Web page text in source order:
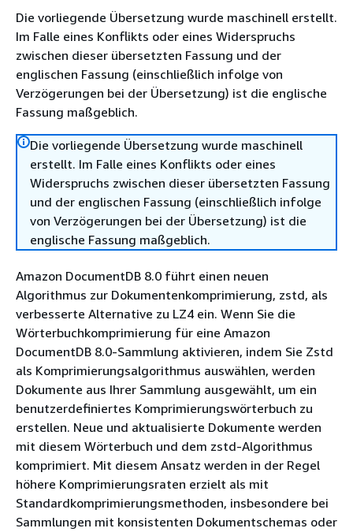
Die vorliegende Übersetzung wurde maschinell erstellt.
Im Falle eines Konflikts oder eines Widerspruchs
zwischen dieser übersetzten Fassung und der
englischen Fassung (einschließlich infolge von
Verzögerungen bei der Übersetzung) ist die englische
Fassung maßgeblich.
Die vorliegende Übersetzung wurde maschinell
erstellt. Im Falle eines Konflikts oder eines
Widerspruchs zwischen dieser übersetzten Fassung
und der englischen Fassung (einschließlich infolge
von Verzögerungen bei der Übersetzung) ist die
englische Fassung maßgeblich.
Amazon DocumentDB 8.0 führt einen neuen
Algorithmus zur Dokumentenkomprimierung, zstd, als
verbesserte Alternative zu LZ4 ein. Wenn Sie die
Wörterbuchkomprimierung für eine Amazon
DocumentDB 8.0-Sammlung aktivieren, indem Sie Zstd
als Komprimierungsalgorithmus auswählen, werden
Dokumente aus Ihrer Sammlung ausgewählt, um ein
benutzerdefiniertes Komprimierungswörterbuch zu
erstellen. Neue und aktualisierte Dokumente werden
mit diesem Wörterbuch und dem zstd-Algorithmus
komprimiert. Mit diesem Ansatz werden in der Regel
höhere Komprimierungsraten erzielt als mit
Standardkomprimierungsmethoden, insbesondere bei
Sammlungen mit konsistenten Dokumentschemas oder